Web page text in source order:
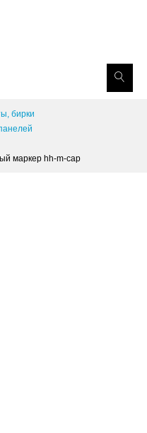
бирки
маркер hh-m-cap